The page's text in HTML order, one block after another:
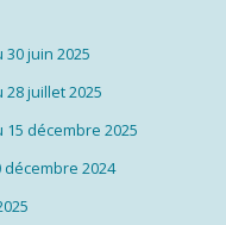
juin 2025
juillet 2025
décembre 2025
2024